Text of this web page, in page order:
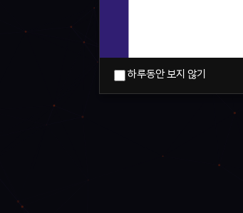
하루동안 보지 않기